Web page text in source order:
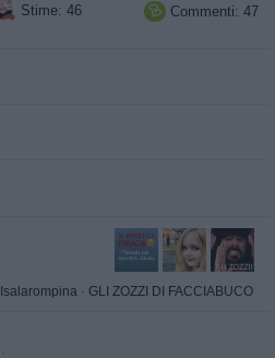
Stime: 46  Commenti: 47
Isalarompina · GLI ZOZZI DI FACCIABUCO